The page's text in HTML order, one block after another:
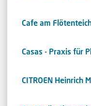
Cafe am
Casas - Praxis für
CITROEN Heinrich